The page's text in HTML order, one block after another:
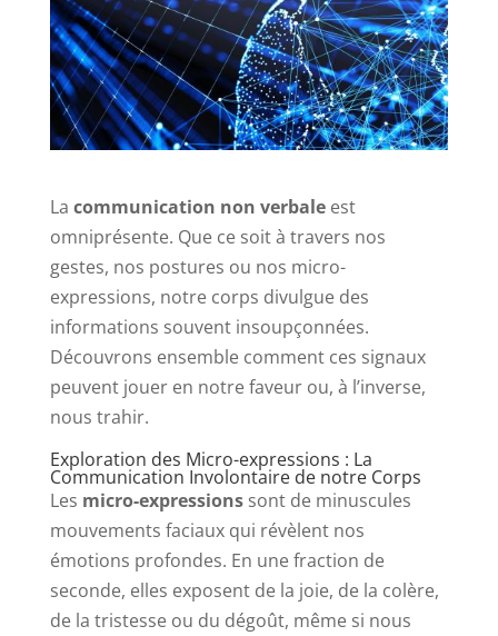
La communication non verbaleest
omniprésente. Que ce soit à travers nos
gestes, nos postures ou nos micro-
expressions, notre corps divulgue des
informations souvent insoupçonnées.
Découvrons ensemble comment ces signaux
peuvent jouer en notre faveur ou, à l’inverse,
nous trahir.
Exploration des Micro-expressions : La
Communication Involontaire de notre Corps
Les micro-expressionssont de minuscules
mouvements faciaux qui révèlent nos
émotions profondes. En une fraction de
seconde, elles exposent de la joie, de la colère,
de la tristesse ou du dégoût, même si nous